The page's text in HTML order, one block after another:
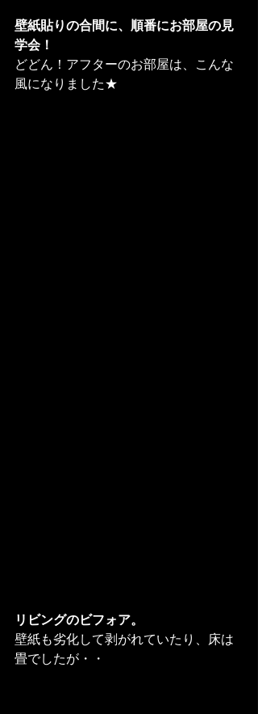
壁紙貼りの合間に、順番にお部屋の見
学会！
どどん！アフターのお部屋は、こんな
風になりました★
リビングのビフォア。
壁紙も劣化して剥がれていたり、床は
畳でしたが・・